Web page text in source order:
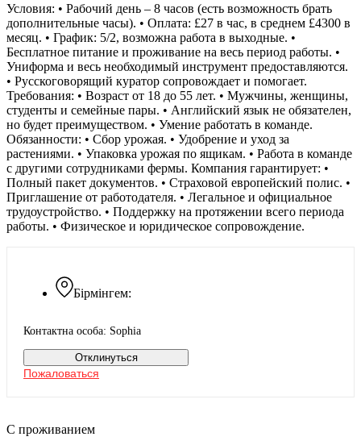
Бірмінгем:
Контактна особа: Sophia
Отклинуться
Пожаловаться
Условия: • Рабочий день – 8 часов (есть возможность брать
дополнительные часы). • Оплата: £27 в час, в среднем £4300 в
месяц. • График: 5/2, возможна работа в выходные. •
Бесплатное питание и проживание на весь период работы. •
Униформа и весь необходимый инструмент предоставляются.
• Русскоговорящий куратор сопровождает и помогает.
Требования: • Возраст от 18 до 55 лет. • Мужчины, женщины,
студенты и семейные пары. • Английский язык не обязателен,
но будет преимуществом. • Умение работать в команде.
Обязанности: • Сбор урожая. • Удобрение и уход за
растениями. • Упаковка урожая по ящикам. • Работа в команде
с другими сотрудниками фермы. Компания гарантирует: •
Полный пакет документов. • Страховой европейский полис. •
Приглашение от работодателя. • Легальное и официальное
трудоустройство. • Поддержку на протяжении всего периода
работы. • Физическое и юридическое сопровождение.
С проживанием